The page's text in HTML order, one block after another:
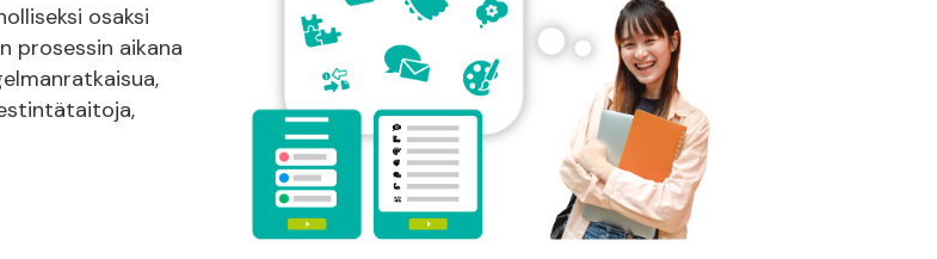
osaksi
prosessin aikana